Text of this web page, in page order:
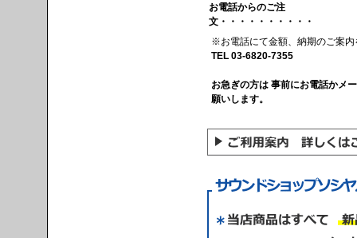
お電話からのご注
文・・・・・・・・・・
※お電話にて金額、納期のご案内
TEL 03-6820-7355
お急ぎの方は 事前にお電話かメ
願いします。